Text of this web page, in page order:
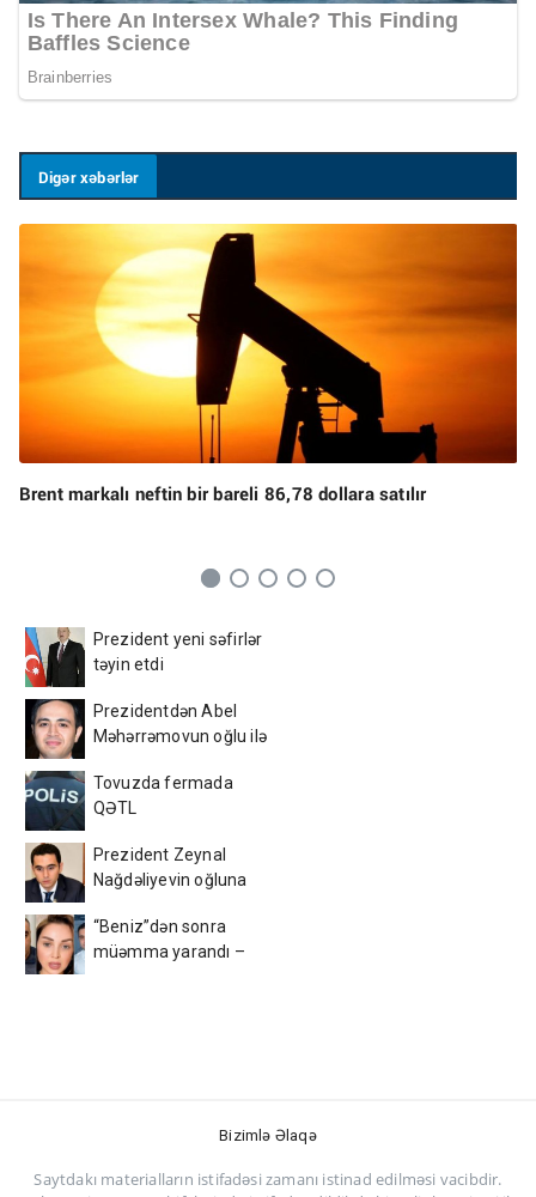
Digər xəbərlər
Brent markalı neftin bir bareli 86,78 dollara satılır
Prezident yeni səfirlər
təyin etdi
Prezidentdən Abel
Məhərrəmovun oğlu ilə
Tovuzda fermada
QƏTL
Prezident Zeynal
Nağdəliyevin oğluna
“Beniz”dən sonra
müəmma yarandı –
Bizimlə Əlaqə
Saytdakı materialların istifadəsi zamanı istinad edilməsi vacibdir.